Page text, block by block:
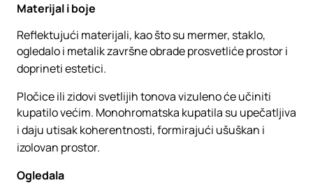
Materijal i boje
Reflektujući materijali, kao što su mermer, staklo,
ogledalo i metalik završne obrade prosvetliće prostor i
doprineti estetici.
Pločice ili zidovi svetlijih tonova vizuleno će učiniti
kupatilo većim. Monohromatska kupatila su upečatljiva
i daju utisak koherentnosti, formirajući ušuškan i
izolovan prostor.
Ogledala